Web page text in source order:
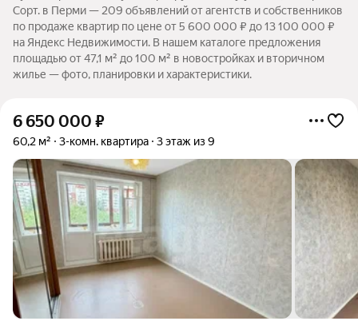
Сорт. в Перми — 209 объявлений от агентств и собственников
по продаже квартир по цене от 5 600 000 ₽ до 13 100 000 ₽
на Яндекс Недвижимости. В нашем каталоге предложения
площадью от 47,1 м² до 100 м² в новостройках и вторичном
жилье — фото, планировки и характеристики.
6 650 000 ₽
60,2 м² 3-комн. квартира 3 этаж из 9